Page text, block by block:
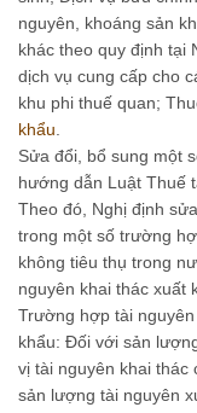
nguyên, khoáng sản
khác theo quy định tại
dịch vụ cung cấp cho
khu phi thuế quan;
khẩu
Sửa đổi, bổ sung một
hướng dẫn Luật Thuế
Theo đó, Nghị định
trong một số trường
không tiêu thụ trong
nguyên khai thác xuất
Trường hợp tài
khẩu: Đối với sản
vị tài nguyên khai
sản lượng tài nguyên